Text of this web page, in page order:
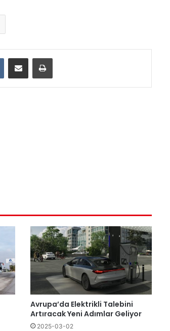
VKontakteE-Posta ile paylaş Yazdır
Avrupa’da Elektrikli Talebini
Artıracak Yeni Adımlar Geliyor
2025-03-02